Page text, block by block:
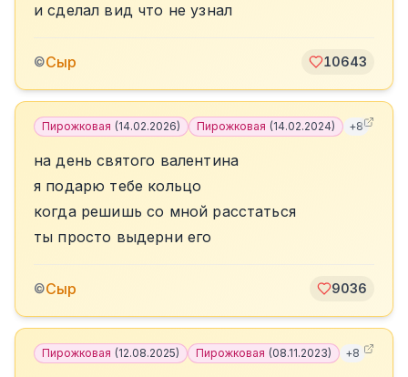
и сделал вид что не узнал
©Сыр 10643
Пирожковая (14.02.2026) Пирожковая (14.02.2024) +8
на день святого валентина
я подарю тебе кольцо
когда решишь со мной расстаться
ты просто выдерни его
©Сыр 9036
Пирожковая (12.08.2025) Пирожковая (08.11.2023) +8